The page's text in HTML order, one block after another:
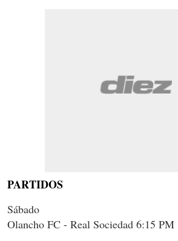
PARTIDOS
Sábado
Olancho FC - Real Sociedad 6:15 PM